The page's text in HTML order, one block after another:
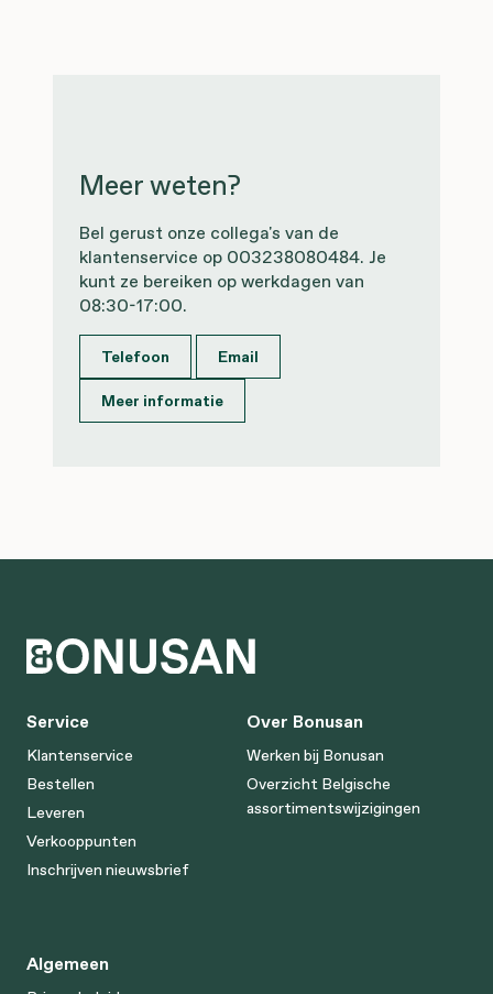
Meer weten?
Bel gerust onze collega's van de
klantenservice op 003238080484. Je
kunt ze bereiken op werkdagen van
08:30-17:00.
Telefoon
Email
Meer informatie
Service
Klantenservice
Bestellen
Leveren
Verkooppunten
Inschrijven nieuwsbrief
Over Bonusan
Werken bij Bonusan
Overzicht Belgische
assortimentswijzigingen
Algemeen